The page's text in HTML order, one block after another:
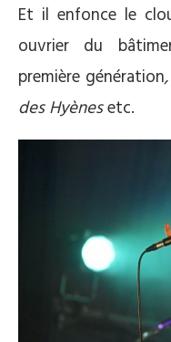
Et il enfonce le
ouvrier du
première génération,
des Hyènesetc.